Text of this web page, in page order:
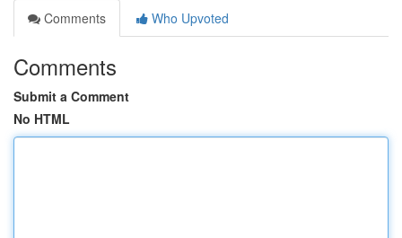
Comments
Who Upvoted
Comments
Submit a Comment
No HTML